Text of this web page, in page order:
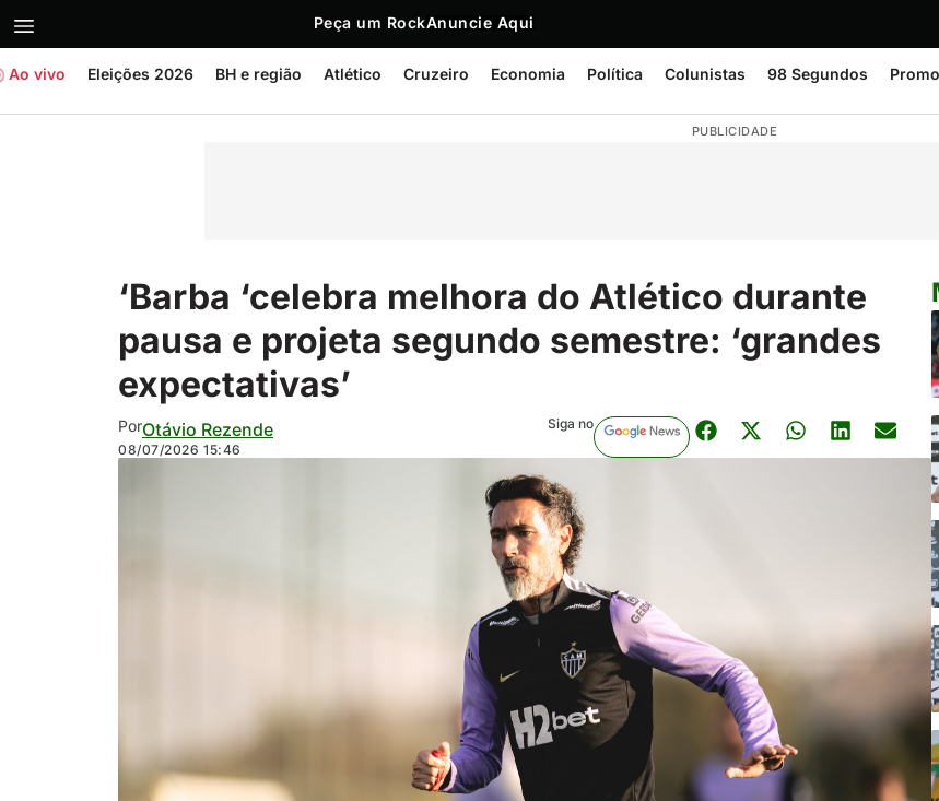
Peça um RockAnuncie Aqui
Ao vivo Eleições 2026 BH e região Atlético Cruzeiro Economia Política Colunistas 98 Segundos
PUBLICIDADE
‘Barba ‘celebra melhora do Atlético durante
pausa e projeta segundo semestre: ‘grandes
expectativas’
PorOtávio Rezende
08/07/2026 15:46
Siga no